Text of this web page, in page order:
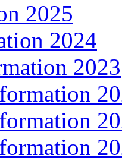
2025
2024
2023